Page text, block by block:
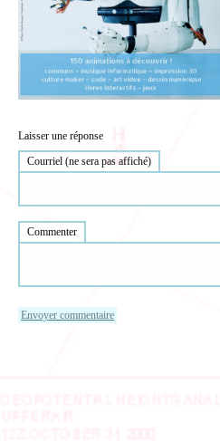
Laisser une réponse
Courriel (ne sera pas affiché)
Commenter